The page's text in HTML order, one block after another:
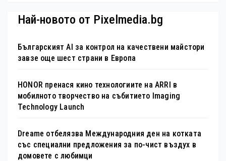
Най-новото от Pixelmedia.bg
Българският AI за контрол на качествени майстори
завзе още шест страни в Европа
HONOR пренася кино технологиите на ARRI в
мобилното творчество на събитието Imaging
Technology Launch
Dreame отбелязва Международния ден на котката
със специални предложения за по-чист въздух в
домовете с любимци